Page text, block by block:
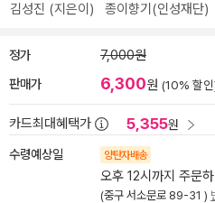
김성진 (지은이) 종이향기(인성재단)
정가 7,000원
판매가 6,300원 (10% 할
카드최대혜택가 5,355원
수령예상일 양탄자배송
오후 12시까지 주문하
(중구 서소문로 89-31 )